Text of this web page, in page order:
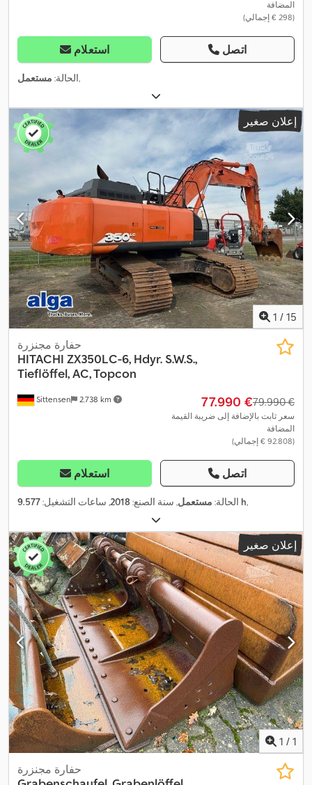
المضافة
(‏298 € إجمالي)
استعلام اتصل
الحالة: مستعمل ,
إعلان صغير
1 / 15
Sittensen 2.738 km
حفارة مجنزرة
HITACHI ZX350LC-6, Hdyr. S.W.S.,
Tieflöffel, AC, Topcon
‏77.990 € ‏79.990 €
سعر ثابت بالإضافة إلى ضريبة القيمة
المضافة
(‏92.808 € إجمالي)
استعلام اتصل
الحالة: مستعمل, سنة الصنع:2018, ساعات التشغيل: 9.577 h,
إعلان صغير
1 / 1
حفارة مجنزرة